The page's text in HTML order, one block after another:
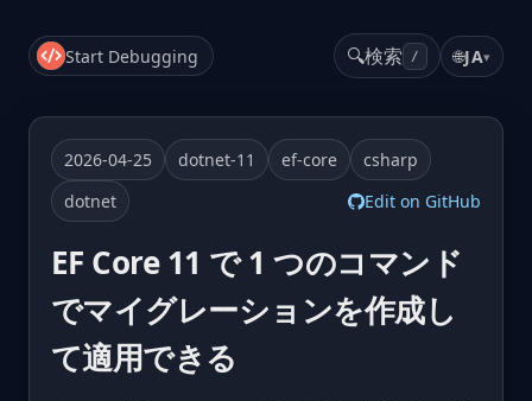
Start Debugging 🔍検索 / 🌐JA▾
2026-04-25 dotnet-11 ef-core
csharp
dotnet
Edit on GitHub
EF Core 11 で 1 つのコマンド
でマイグレーションを作成し
て適用できる